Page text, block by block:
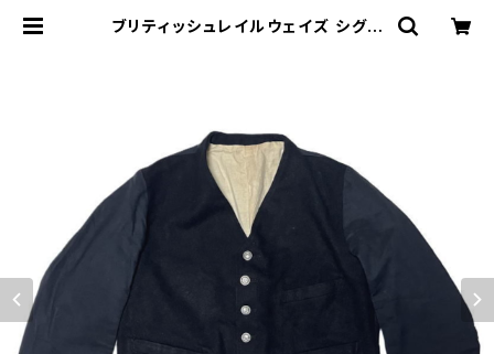
ブリティッシュレイルウェイズ シグナ